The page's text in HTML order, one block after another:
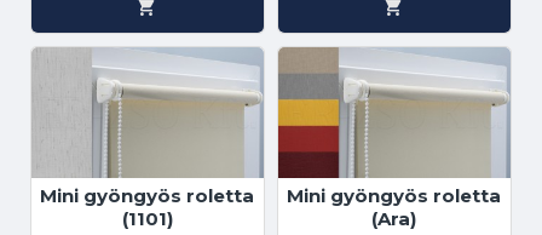
Mini gyöngyös roletta
(1101)
Mini gyöngyös roletta
(Ara)